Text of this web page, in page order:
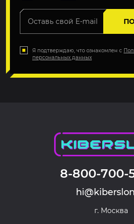
Я подтверждаю, что ознакомлен с
персональных данных
8-800-700-
г. Москва